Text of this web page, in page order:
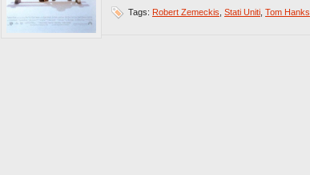
Tags: Robert Zemeckis Stati Uniti Tom Hanks